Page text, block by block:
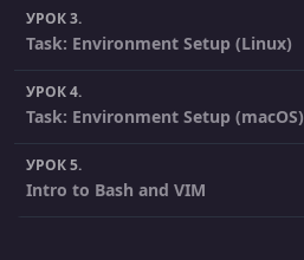
УРОК 3.
Task: Environment Setup (Linux)
УРОК 4.
Task: Environment Setup (macOS)
УРОК 5.
Intro to Bash and VIM